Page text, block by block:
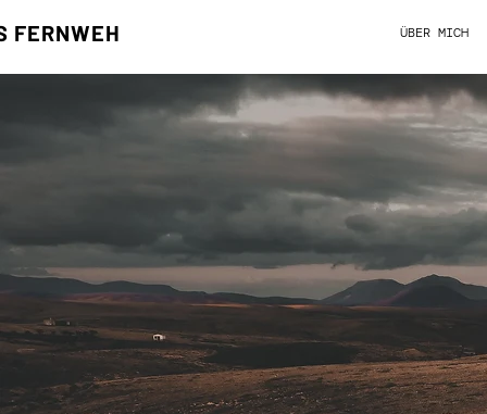
FERNWEH ÜBER MICH